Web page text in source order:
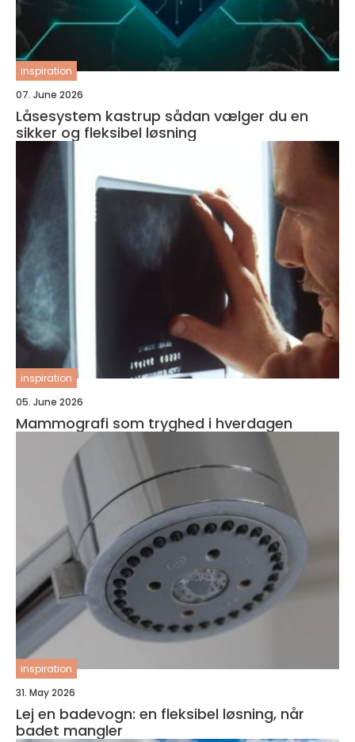
inspiration
07. June 2026
Låsesystem kastrup sådan vælger du en
sikker og fleksibel løsning
inspiration
05. June 2026
Mammografi som tryghed i hverdagen
inspiration
31. May 2026
Lej en badevogn: en fleksibel løsning, når
badet mangler